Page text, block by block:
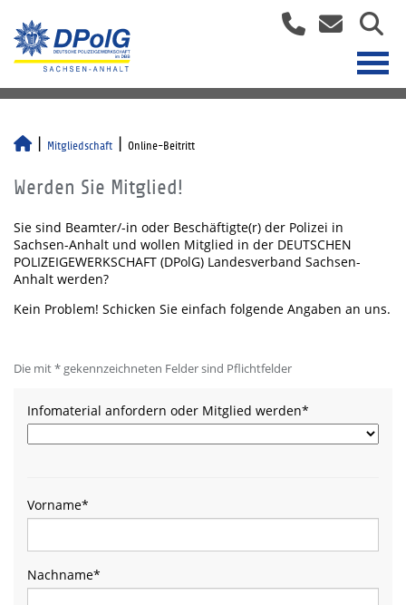
Mitgliedschaft Online-Beitritt
Werden Sie Mitglied!
Sie sind Beamter/-in oder Beschäftigte(r) der Polizei in
Sachsen-Anhalt und wollen Mitglied in der DEUTSCHEN
POLIZEIGEWERKSCHAFT (DPolG) Landesverband Sachsen-
Anhalt werden?
Kein Problem! Schicken Sie einfach folgende Angaben an uns.
Die mit * gekennzeichneten Felder sind Pflichtfelder
Infomaterial anfordern oder Mitglied werden*
Vorname*
Nachname*